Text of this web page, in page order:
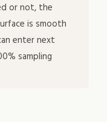
or not, the
is smooth
enter next
sampling